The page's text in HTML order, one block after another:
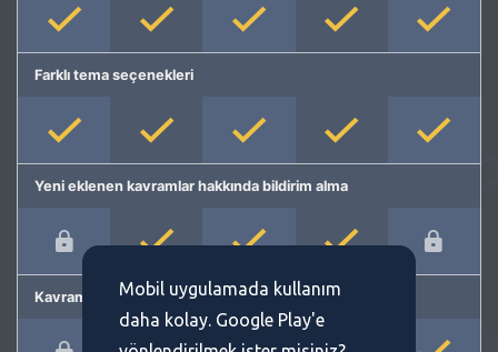
Farklı tema seçenekleri
Yeni eklenen kavramlar hakkında bildirim alma
Kavram önermeMobil uygulamada kullanım
daha kolay. Google Play'e